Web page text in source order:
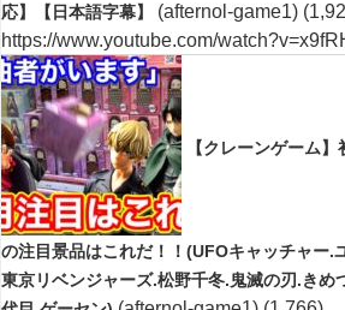
応】【日本語字幕】
(afternol-game1)
https://www.youtube.com/
【クレーンゲーム
の注目景品はこれだ！！(UFOキャッチャー.
東京リベンジャーズ.松野千冬.鬼滅の刃.きめ